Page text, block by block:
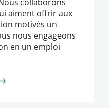
aiment offrir aux
motivés un
nous engageons
en un emploi